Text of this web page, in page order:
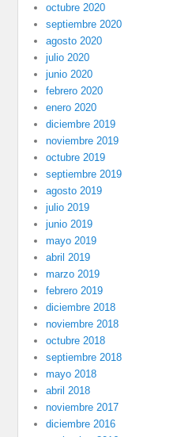
octubre 2020
septiembre 2020
agosto 2020
julio 2020
junio 2020
febrero 2020
enero 2020
diciembre 2019
noviembre 2019
octubre 2019
septiembre 2019
agosto 2019
julio 2019
junio 2019
mayo 2019
abril 2019
marzo 2019
febrero 2019
diciembre 2018
noviembre 2018
octubre 2018
septiembre 2018
mayo 2018
abril 2018
noviembre 2017
diciembre 2016